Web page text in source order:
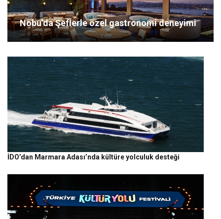
Nobu’da Şeflerle özel gastronomi deneyimi
İDO’dan Marmara Adası’nda kültüre yolculuk desteği